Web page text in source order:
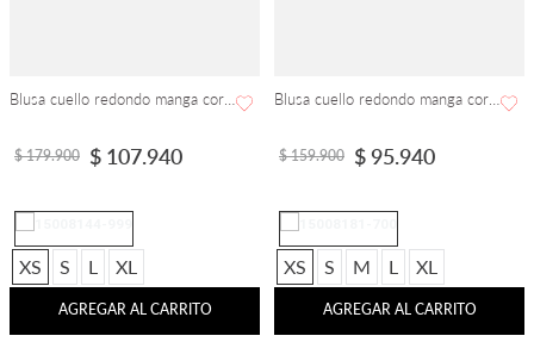
$ 179.900 $ 107.940
XS S L XL
AGREGAR AL CARRITO
$ 159.900 $95.940
XS S M L XL
AGREGAR AL CARRITO